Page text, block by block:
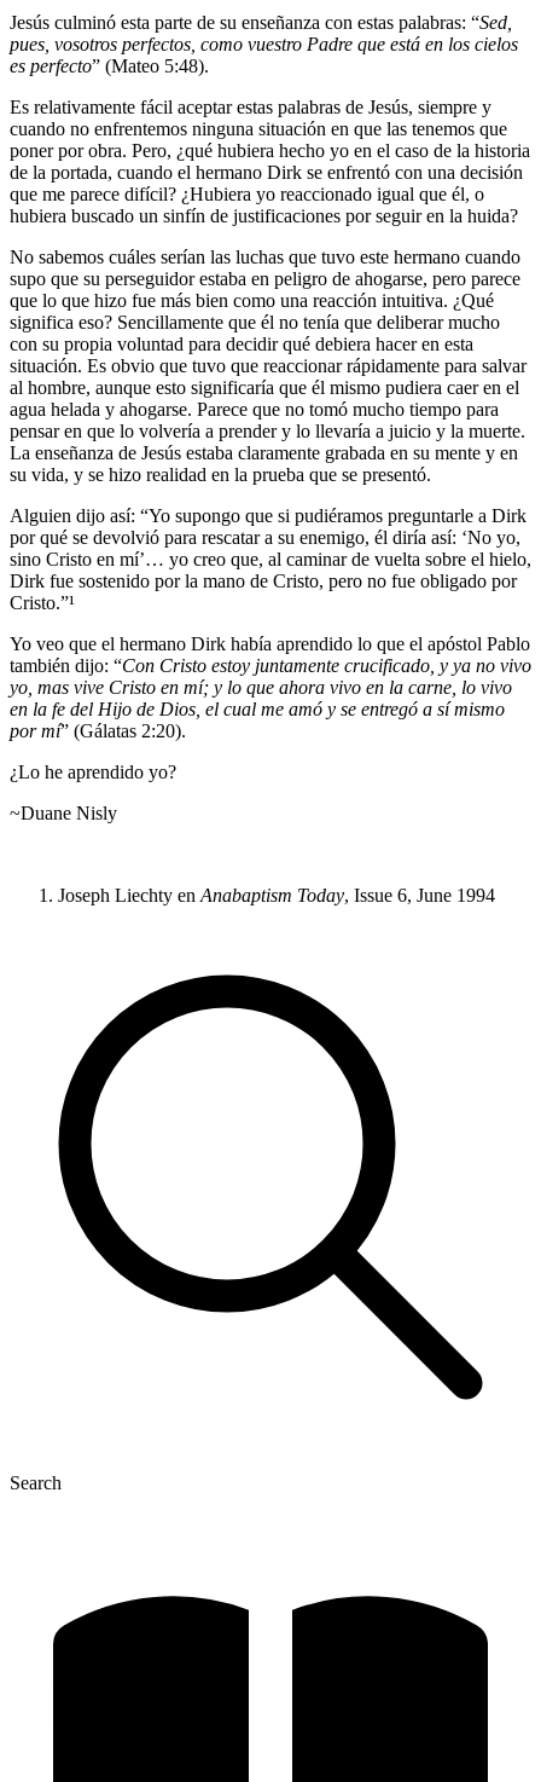
Jesús culminó esta parte de su enseñanza con estas palabras: “Sed,
pues, vosotros perfectos, como vuestro Padre que está en los cielos
es perfecto” (Mateo 5:48).
Es relativamente fácil aceptar estas palabras de Jesús, siempre y
cuando no enfrentemos ninguna situación en que las tenemos que
poner por obra. Pero, ¿qué hubiera hecho yo en el caso de la historia
de la portada, cuando el hermano Dirk se enfrentó con una decisión
que me parece difícil? ¿Hubiera yo reaccionado igual que él, o
hubiera buscado un sinfín de justificaciones por seguir en la huida?
No sabemos cuáles serían las luchas que tuvo este hermano cuando
supo que su perseguidor estaba en peligro de ahogarse, pero parece
que lo que hizo fue más bien como una reacción intuitiva. ¿Qué
significa eso? Sencillamente que él no tenía que deliberar mucho
con su propia voluntad para decidir qué debiera hacer en esta
situación. Es obvio que tuvo que reaccionar rápidamente para salvar
al hombre, aunque esto significaría que él mismo pudiera caer en el
agua helada y ahogarse. Parece que no tomó mucho tiempo para
pensar en que lo volvería a prender y lo llevaría a juicio y la muerte.
La enseñanza de Jesús estaba claramente grabada en su mente y en
su vida, y se hizo realidad en la prueba que se presentó.
Alguien dijo así: “Yo supongo que si pudiéramos preguntarle a Dirk
por qué se devolvió para rescatar a su enemigo, él diría así: ‘No yo,
sino Cristo en mí’… yo creo que, al caminar de vuelta sobre el hielo,
Dirk fue sostenido por la mano de Cristo, pero no fue obligado por
Cristo.”¹
Yo veo que el hermano Dirk había aprendido lo que el apóstol Pablo
también dijo: “Con Cristo estoy juntamente crucificado, y ya no vivo
yo, mas vive Cristo en mí; y lo que ahora vivo en la carne, lo vivo
en la fe del Hijo de Dios, el cual me amó y se entregó a sí mismo
por mí” (Gálatas 2:20).
¿Lo he aprendido yo?
~Duane Nisly
Joseph Liechty en Anabaptism Today, Issue 6, June 1994
Search